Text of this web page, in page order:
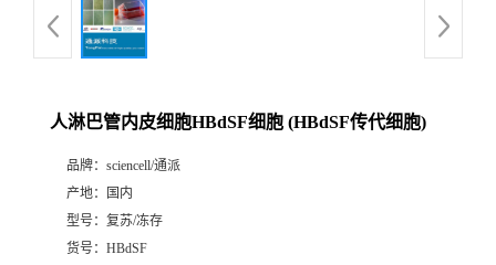
人淋巴管内皮细胞HBdSF细胞 (HBdSF传代细胞)
品牌： sciencell/通派
产地：
国内
型号： 复苏/冻存
货号： HBdSF